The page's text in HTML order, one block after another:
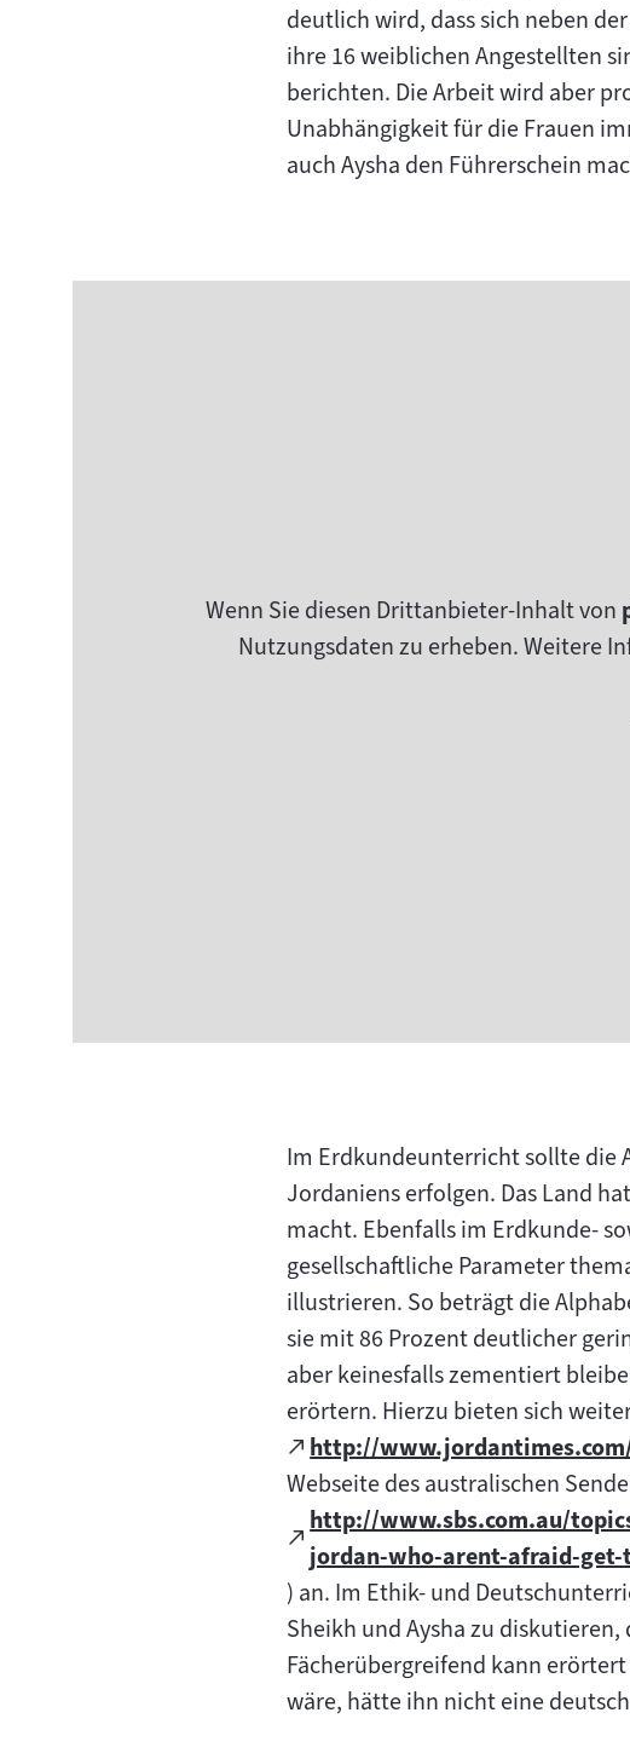
deutlich wird, dass sich neben
ihre 16 weiblichen Angestellten
berichten. Die Arbeit wird aber
Unabhängigkeit für die Frauen
auch Aysha den Führerschein
Wenn Sie diesen Drittanbieter-Inhalt von
Nutzungsdaten zu erheben. Weitere
Im Erdkundeunterricht sollte die
Jordaniens erfolgen. Das Land
macht. Ebenfalls im Erdkunde-
gesellschaftliche Parameter
illustrieren. So beträgt die
sie mit 86 Prozent deutlicher
aber keinesfalls zementiert
erörtern. Hierzu bieten sich
Zum
externen
Inhalt:
http://
(öffnet
im
neuen
Tab)
Webseite des australischen
Zum
externen
Inhalt:
http://www.sbs.com.au/
jordan-who-arent-afraid-
(öffnet
im
neuen
Tab)
) an. Im Ethik- und
Sheikh und Aysha zu
Fächerübergreifend kann
wäre, hätte ihn nicht eine